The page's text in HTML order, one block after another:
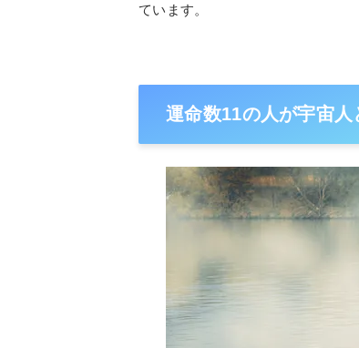
ています。
運命数11の人が宇宙